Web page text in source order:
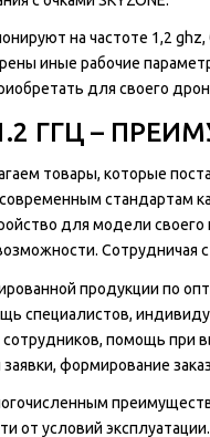
на частоте 1,2
иные рабочие
для своего
ГГЦ –
товары, которые
стандартам
для модели
Сотрудничая
продукции по
специалистов,
помощь при
формирование
от условий